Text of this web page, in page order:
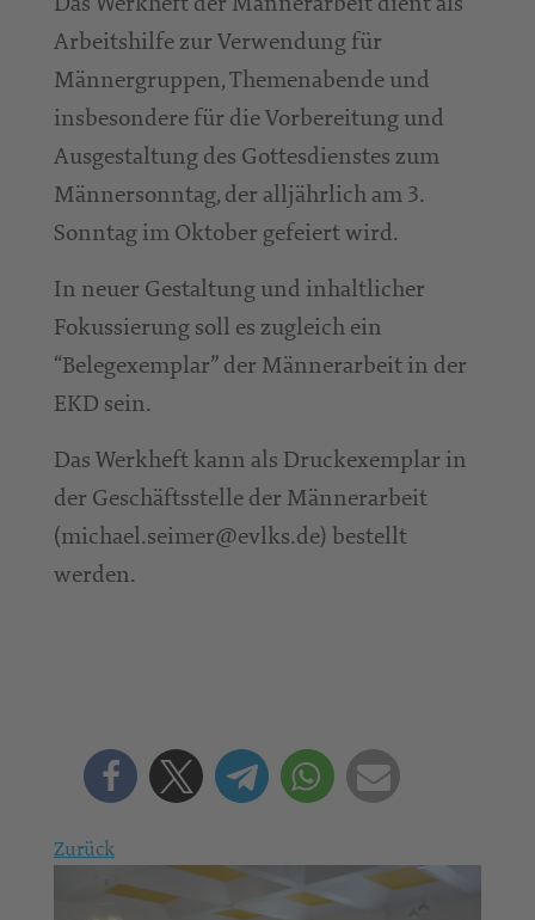
Arbeitshilfe zur Verwendung für
Männergruppen, Themenabende und
insbesondere für die Vorbereitung und
Ausgestaltung des Gottesdienstes zum
Männersonntag, der alljährlich am 3.
Sonntag im Oktober gefeiert wird.
In neuer Gestaltung und inhaltlicher
Fokussierung soll es zugleich ein
“Belegexemplar” der Männerarbeit in der
EKD sein.
Das Werkheft kann als Druckexemplar in
der Geschäftsstelle der Männerarbeit
(michael.seimer@evlks.de) bestellt
werden.
Zurück